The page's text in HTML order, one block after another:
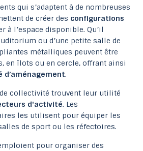
qui s’adaptent à de nombreuses
de créer des configurations
à l’espace disponible. Qu’il
ou d’une petite salle de
métalliques peuvent être
en îlots ou en cercle, offrant ainsi
.
collectivité trouvent leur utilité
d'activité. Les
les utilisent pour équiper les
de sport ou les réfectoires.
pour organiser des